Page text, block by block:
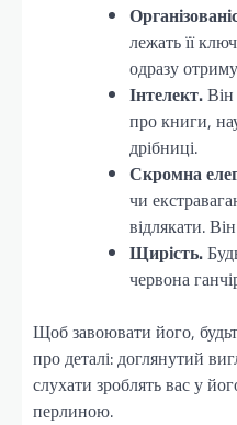
лежать її
одразу
Інтелект.
про книги,
дрібниці.
Скромна
чи
відлякати.
Щирість.
червона
Щоб завоювати його,
про деталі: доглянутий
слухати зроблять вас у
перлиною.